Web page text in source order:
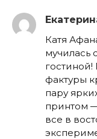
Катя
мучилась
гостиной!
фактуры
пару
принтом
все в